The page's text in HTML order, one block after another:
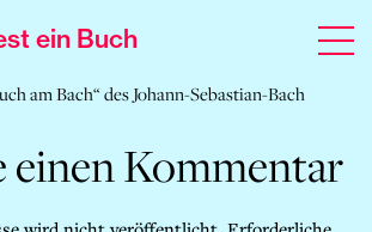
ein Buch
am Bach“ des Johann-Sebastian-Bach
einen Kommentar